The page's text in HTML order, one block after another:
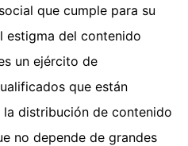
que cumple para su
estigma del contenido
un ejército de
que están
distribución de contenido
no depende de grandes